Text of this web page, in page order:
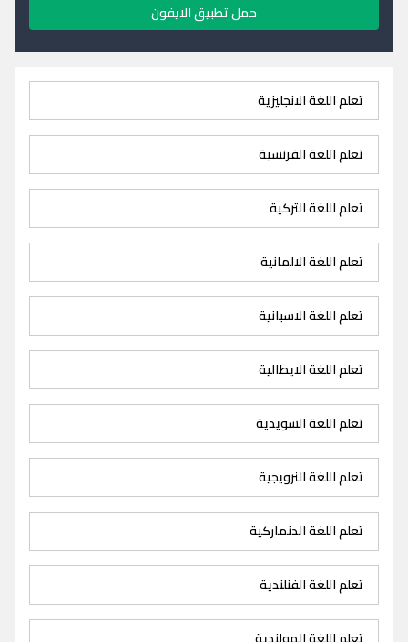
حمل تطبيق الايفون
تعلم اللغة الانجليزية
تعلم اللغة الفرنسية
تعلم اللغة التركية
تعلم اللغة الالمانية
تعلم اللغة الاسبانية
تعلم اللغة الايطالية
تعلم اللغة السويدية
تعلم اللغة النرويجية
تعلم اللغة الدنماركية
تعلم اللغة الفنلندية